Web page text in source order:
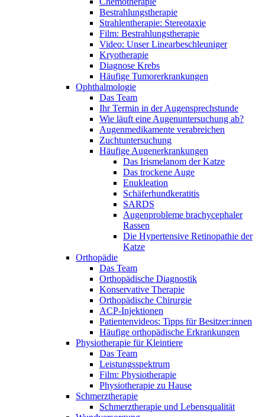
Bestrahlungstherapie
Strahlentherapie: Stereotaxie
Film: Bestrahlungstherapie
Video: Unser Linearbeschleuniger
Kryotherapie
Diagnose Krebs
Häufige Tumorerkrankungen
Ophthalmologie
Das Team
Ihr Termin in der Augensprechstunde
Wie läuft eine Augenuntersuchung ab?
Augenmedikamente verabreichen
Zuchtuntersuchung
Häufige Augenerkrankungen
Das Irismelanom der Katze
Das trockene Auge
Enukleation
Schäferhundkeratitis
SARDS
Augenprobleme brachycephaler
Rassen
Die Hypertensive Retinopathie der
Katze
Orthopädie
Das Team
Orthopädische Diagnostik
Konservative Therapie
Orthopädische Chirurgie
ACP-Injektionen
Patientenvideos: Tipps für Besitzer:innen
Häufige orthopädische Erkrankungen
Physiotherapie für Kleintiere
Das Team
Leistungsspektrum
Film: Physiotherapie
Physiotherapie zu Hause
Schmerztherapie
Schmerztherapie und Lebensqualität